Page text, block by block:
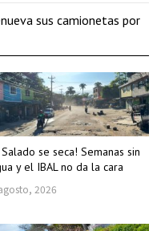
se seca! Semanas sin
y el IBAL no da la cara
2026
sus camionetas por